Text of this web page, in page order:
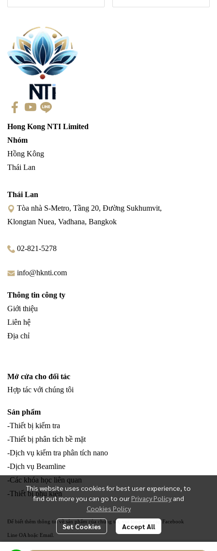
This website uses cookies for best user experience, to
find out more you can go to ourPrivacy Policy and
Cookies Policy
Set Cookies Accept All
Hong Kong NTI Limited
Nhóm
Hồng Kông
Thái Lan
Thái Lan
Tòa nhà S-Metro, Tầng 20, Đường Sukhumvit,
Klongtan Nuea, Vadhana, Bangkok
02-821-5278
info@hknti.com
Thông tin công ty
Giới thiệu
Liên hệ
Địa chỉ
Mở cửa cho đối tác
Hợp tác với chúng tôi
Sản phẩm
-Thiết bị kiểm tra
-Thiết bị phân tích bề mặt
-Dịch vụ kiểm tra phân tích nano
-Dịch vụ Beamline
-Các khóa học liên quan
-Thiết bị phụ kiện
Để biết thêm thông tin về sản phẩm của chúng tôi, vui lòng truy cập Facebook
Line OA hoặc Email.